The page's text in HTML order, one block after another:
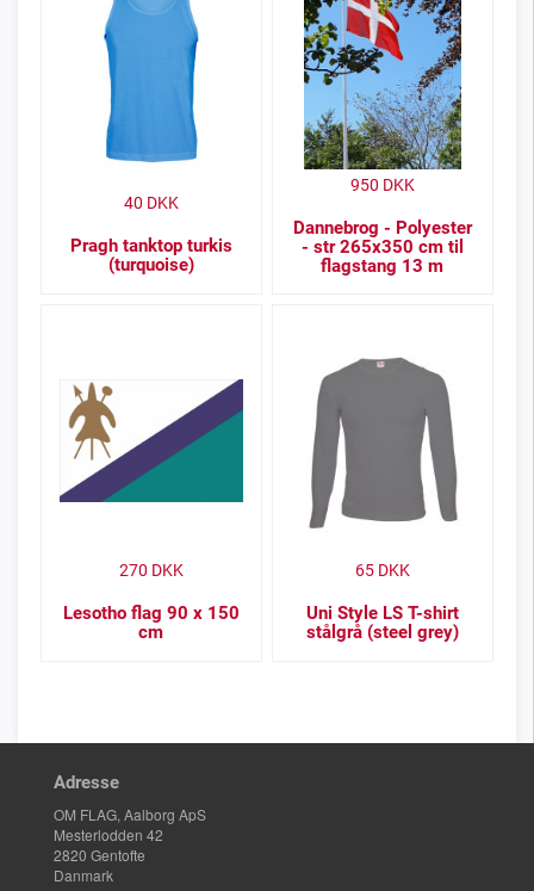
Pragh tanktop turkis
(turquoise)
40 DKK
Dannebrog - Polyester
- str 265x350 cm til
flagstang 13 m
950 DKK
Lesotho flag 90 x 150
cm
270 DKK
Uni Style LS T-shirt
stålgrå (steel grey)
65DKK
Adresse
OM FLAG, Aalborg ApS
Mesterlodden 42
2820 Gentofte
Danmark